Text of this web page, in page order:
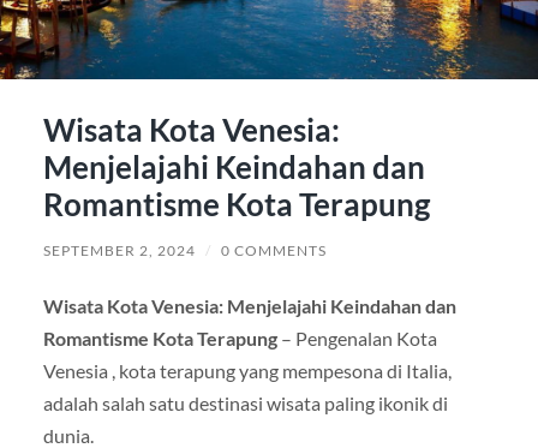
Wisata Kota Venesia:
Menjelajahi Keindahan dan
Romantisme Kota Terapung
SEPTEMBER 2, 2024 / 0 COMMENTS
Wisata Kota Venesia: Menjelajahi Keindahan dan
Romantisme Kota Terapung– Pengenalan Kota
Venesia , kota terapung yang mempesona di Italia,
adalah salah satu destinasi wisata paling ikonik di
dunia.